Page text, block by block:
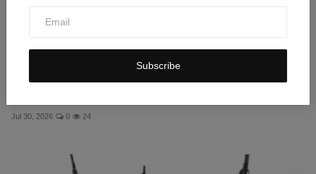
Subscribe
Malaysia Bongkar Sindikat Online Scam, 335 Ditangkap
Jul 30, 2026 0 24